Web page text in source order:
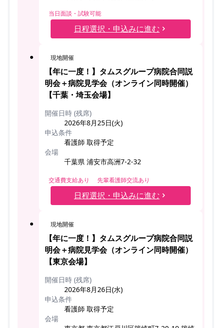
当日面談・試験可能
日程選択・申込みに進む
現地開催
【年に一度！】タムスグループ病院合同説
明会＋病院見学会（オンライン同時開催）
【千葉・埼玉会場】
開催日時 (残席)
2026年8月25日(火)
申込条件
看護師 取得予定
会場
千葉県 浦安市高洲7-2-32
交通費支給あり 先輩看護師交流あり
日程選択・申込みに進む
現地開催
【年に一度！】タムスグループ病院合同説
明会＋病院見学会（オンライン同時開催）
【東京会場】
開催日時 (残席)
2026年8月26日(水)
申込条件
看護師 取得予定
会場